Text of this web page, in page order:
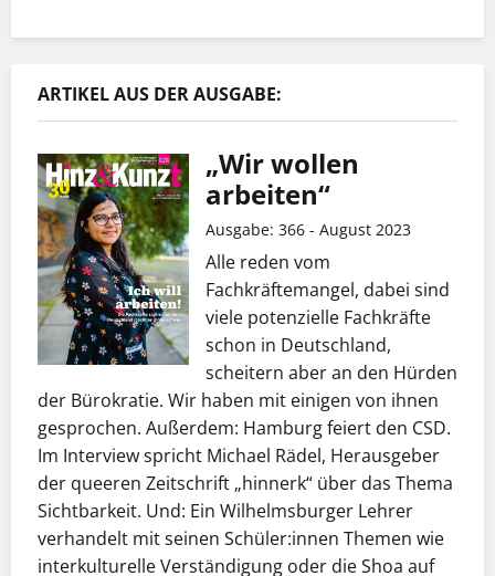
ARTIKEL AUS DER AUSGABE:
„Wir wollen
arbeiten“
Ausgabe: 366 - August 2023
Alle reden vom
Fachkräftemangel, dabei sind
viele potenzielle Fachkräfte
schon in Deutschland,
scheitern aber an den Hürden
der Bürokratie. Wir haben mit einigen von ihnen
gesprochen. Außerdem: Hamburg feiert den CSD.
Im Interview spricht Michael Rädel, Herausgeber
der queeren Zeitschrift „hinnerk“ über das Thema
Sichtbarkeit. Und: Ein Wilhelmsburger Lehrer
verhandelt mit seinen Schüler:innen Themen wie
interkulturelle Verständigung oder die Shoa auf